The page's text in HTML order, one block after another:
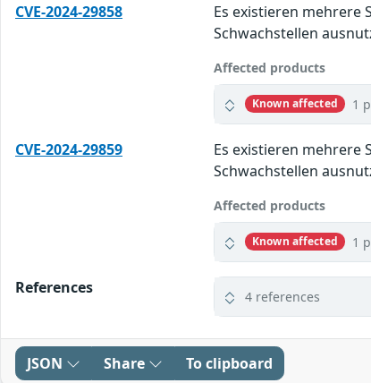
CVE-2024-29858
Es existieren mehrere
Schwachstellen
Affected products
Known affected 1
CVE-2024-29859
Es existieren mehrere
Schwachstellen
Affected products
Known affected 1
References 4 references
JSON Share To clipboard